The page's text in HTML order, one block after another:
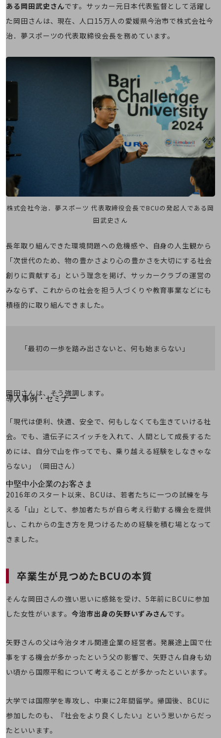
タフネススマートフォン
通信モジュール製品
衛星携帯電話
IOT完了済みメーカーブランド製品
料金
料金TOP
ドコモBiz データ無制限 ドコモ MAX ドコモ mini ドコモBiz かけ放題
ケータイプラン
5Gデータプラス
データプラス
home5Gプラン
モバイルサービス
セキュリティ
運用保守・故障紛失サポート
サービスをご利用中のお客さま
導入事例・セミナー
最新の導入事例や注目の導入事例をご紹介します
セミナー
開催・出展する各種セミナー、イベント情報をご紹介します
中堅中小企業のお客さま
NTTドコモビジネスウォッチ
ビジネスお役立ち情報
旬な話題やお役立ち資料などDXの課題を
新着記事
IT用語集
中堅中小企業向け
課題やニーズに合ったサービスをご紹介し、
中堅中小企業のビジネスをサポート！
ネットワーク
モバイル・音声
セキュリティ
ある岡田武史さんです。サッカー元日本代表監督として活躍し
た岡田さんは、現在、人口15万人の愛媛県今治市で株式会社今
治．夢スポーツの代表取締役会長を務めています。
株式会社今治．夢スポーツ 代表取締役会長でBCUの発起人である岡
田武史さん
長年取り組んできた環境問題への危機感や、自身の人生観から
「次世代のため、物の豊かさより心の豊かさを大切にする社会
創りに貢献する」という理念を掲げ、サッカークラブの運営の
みならず、これからの社会を担う人づくりや教育事業などにも
積極的に取り組んできました。
「最初の一歩を踏み出さないと、何も始まらない」
岡田さんは、そう強調します。
「現代は便利、快適、安全で、何もしなくても生きていける社
会。でも、遺伝子にスイッチを入れて、人間として成長するた
めには、自分で山を作ってでも、乗り越える経験をしなきゃな
らない」（岡田さん）
2016年のスタート以来、BCUは、若者たちに一つの試練を与
える「山」として、参加者たちが自ら考え行動する機会を提供
し、これからの生き方を見つけるための経験を積む場となって
きました。
卒業生が見つめたBCUの本質
そんな岡田さんの強い思いに感銘を受け、5年前にBCUに参加
した女性がいます。今治市出身の矢野いずみさんです。
矢野さんの父は今治タオル関連企業の経営者。発展途上国で仕
事をする機会が多かったという父の影響で、矢野さん自身も幼
い頃から国際平和について考えることが多かったといいます。
大学では国際学を専攻し、中東に2年間留学。帰国後、BCUに
参加したのも、『社会をより良くしたい』という思いからだっ
たといいます。